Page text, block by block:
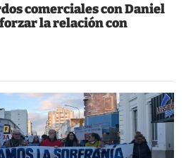
comerciales con Daniel
la relación con